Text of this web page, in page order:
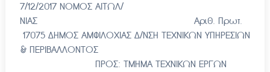
7/12/2017 ΝΟΜΟΣ ΑΙΤΩΛ/
ΝΙΑΣ Αριθ. Πρωτ.
17075 ΔΗΜΟΣ ΑΜΦΙΛΟΧΙΑΣ Δ/ΝΣΗ ΤΕΧΝΙΚΩΝ ΥΠΗΡΕΣΙΩΝ
& ΠΕΡΙΒΑΛΛΟΝΤΟΣ
ΠΡΟΣ: ΤΜΗΜΑ ΤΕΧΝΙΚΩΝ ΕΡΓΩΝ